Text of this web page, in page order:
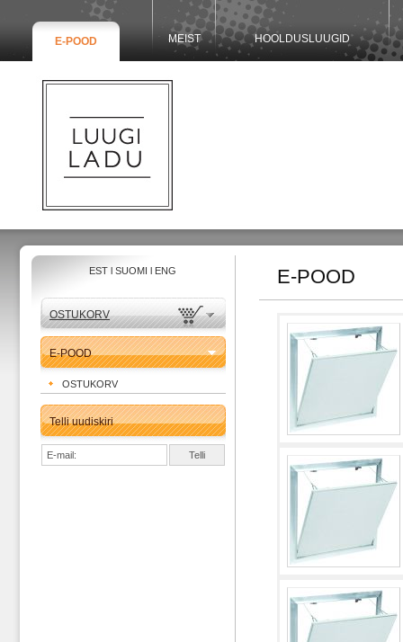
E-POOD MEIST HOOLDUSLUUGID
EST l SUOMI l ENG
OSTUKORV
E-POOD
OSTUKORV
Telli uudiskiri
E-POOD